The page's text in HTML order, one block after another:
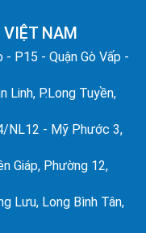
VIỆT NAM
P15 - Quận Gò Vấp -
Linh, P.Long Tuyền,
NL12 - Mỹ Phước 3,
Giáp, Phường 12,
Lưu, Long Bình Tân,